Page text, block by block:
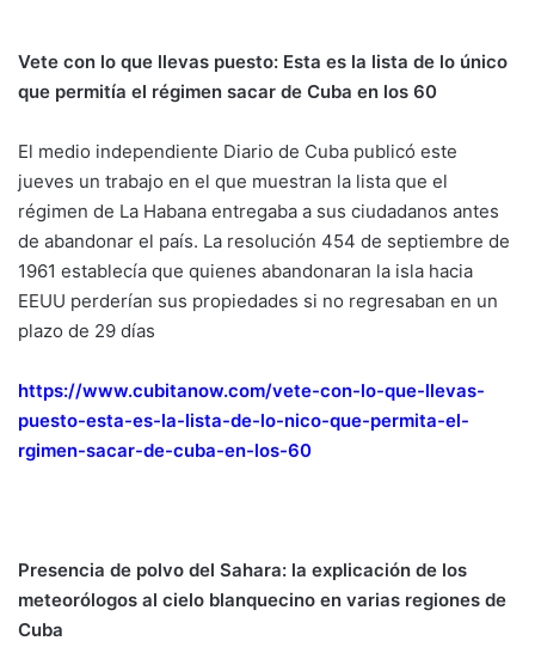
Vete con lo que llevas puesto: Esta es la lista de lo único
que permitía el régimen sacar de Cuba en los 60
El medio independiente Diario de Cuba publicó este
jueves un trabajo en el que muestran la lista que el
régimen de La Habana entregaba a sus ciudadanos antes
de abandonar el país. La resolución 454 de septiembre de
1961 establecía que quienes abandonaran la isla hacia
EEUU perderían sus propiedades si no regresaban en un
plazo de 29 días
https://www.cubitanow.com/vete-con-lo-que-llevas-
puesto-esta-es-la-lista-de-lo-nico-que-permita-el-
rgimen-sacar-de-cuba-en-los-60
Presencia de polvo del Sahara: la explicación de los
meteorólogos al cielo blanquecino en varias regiones de
Cuba